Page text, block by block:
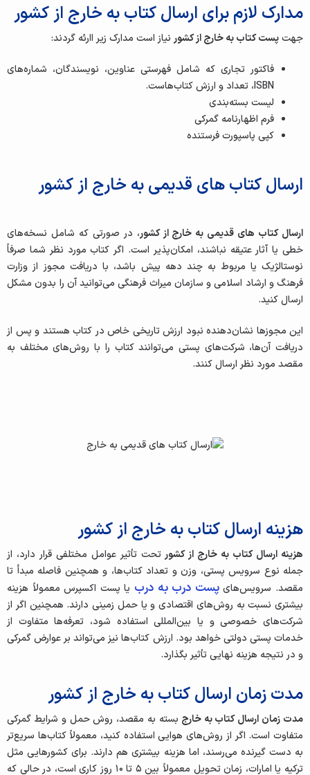
مدارک لازم برای ارسال کتاب به خارج از کشور
جهتپست کتاب به خارج از کشور نیاز است مدارک زیر اارئه گردند:
فاکتور تجاری که شامل فهرستی عناوین، نویسندگان، شماره‌های
ISBN، تعداد و ارزش کتاب‌هاست.
لیست بسته‌بندی
فرم اظهارنامه گمرکی
کپی پاسپورت فرستنده
ارسال کتاب های قدیمی به خارج از کشور
ارسال کتاب‌ های قدیمی به خارج از کشور، در صورتی که شامل نسخه‌های
خطی یا آثار عتیقه نباشند، امکان‌پذیر است. اگر کتاب مورد نظر شما صرفاً
نوستالژیک یا مربوط به چند دهه پیش باشد، با دریافت مجوز از وزارت
فرهنگ و ارشاد اسلامی و سازمان میراث فرهنگی می‌توانید آن را بدون مشکل
ارسال کنید.
این مجوزها نشان‌دهنده نبود ارزش تاریخی خاص در کتاب هستند و پس از
دریافت آن‌ها، شرکت‌های پستی می‌توانند کتاب را با روش‌های مختلف به
مقصد مورد نظر ارسال کنند.
هزینه ارسال کتاب به خارج از کشور
هزینه ارسال کتاب به خارج از کشورتحت تأثیر عوامل مختلفی قرار دارد، از
جمله نوع سرویس پستی، وزن و تعداد کتاب‌ها، و همچنین فاصله مبدأ تا
مقصد. سرویس‌هایپست درب به درب یا پست اکسپرس معمولاً هزینه
بیشتری نسبت به روش‌های اقتصادی و یا حمل زمینی دارند. همچنین اگر از
شرکت‌های خصوصی و یا بین‌المللی استفاده شود، تعرفه‌ها متفاوت از
خدمات پستی دولتی خواهد بود. ارزش کتاب‌ها نیز می‌تواند بر عوارض گمرکی
و در نتیجه هزینه نهایی تأثیر بگذارد.
مدت زمان ارسال کتاب به خارج از کشور
مدت زمان ارسال کتاب به خارج بسته به مقصد، روش حمل و شرایط گمرکی
متفاوت است. اگر از روش‌های هوایی استفاده کنید، معمولاً کتاب‌ها سریع‌تر
به دست گیرنده می‌رسند، اما هزینه بیشتری هم دارند. برای کشورهایی مثل
ترکیه یا امارات، زمان تحویل معمولاً بین ۵ تا ۱۰ روز کاری است، در حالی که